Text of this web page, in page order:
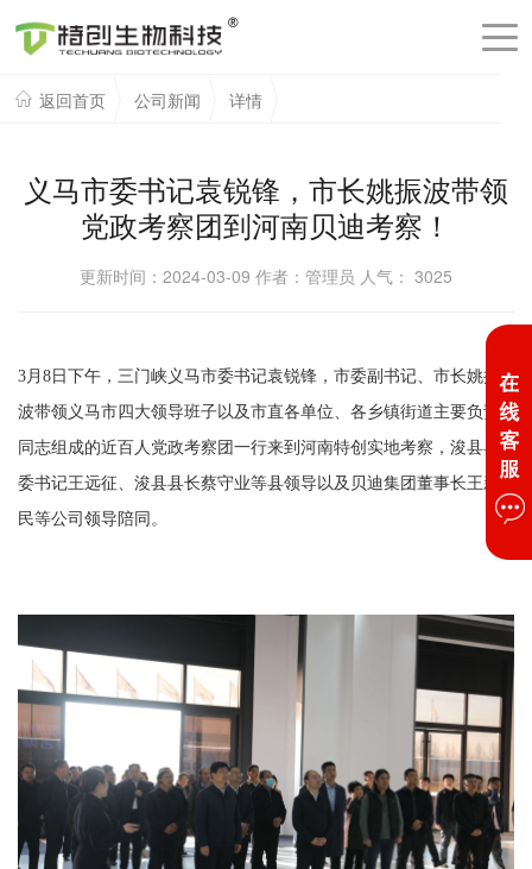
返回首页 公司新闻 详情
义马市委书记袁锐锋，市长姚振波带领
党政考察团到河南贝迪考察！
更新时间：2024-03-09 作者：管理员 人气： 3025
3月8日下午，三门峡义马市委书记袁锐锋，市委副书记、市长姚振
波带领义马市四大领导班子以及市直各单位、各乡镇街道主要负责
同志组成的近百人党政考察团一行来到河南特创实地考察，浚县县
委书记王远征、浚县县长蔡守业等县领导以及贝迪集团董事长王新
民等公司领导陪同。